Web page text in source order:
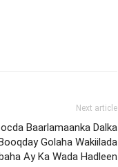
Next article
Baarlamaanka Dalka
Golaha Wakiilada
Ay Ka Wada Hadleen